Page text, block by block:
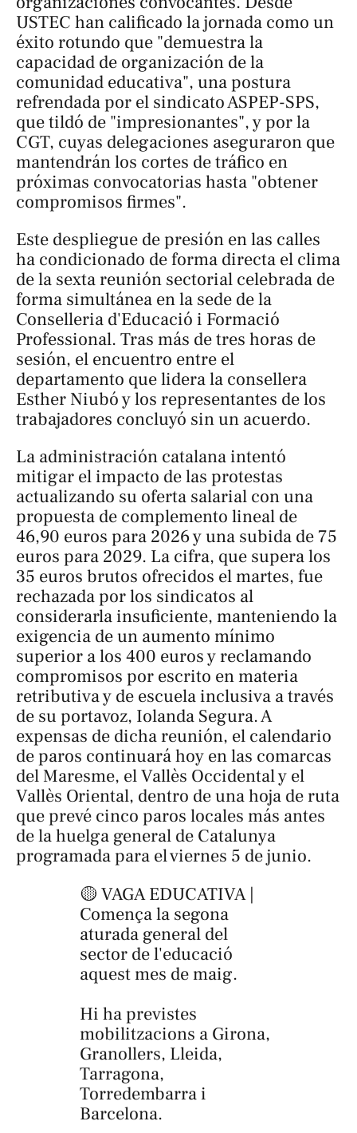
USTEC han calificado la jornada como un
éxito rotundo que "demuestra la
capacidad de organización de la
comunidad educativa", una postura
refrendada por el sindicato ASPEP-SPS,
que tildó de "impresionantes", y por la
CGT, cuyas delegaciones aseguraron que
mantendrán los cortes de tráfico en
próximas convocatorias hasta "obtener
compromisos firmes".
Este despliegue de presión en las calles
ha condicionado de forma directa el clima
de la sexta reunión sectorial celebrada de
forma simultánea en la sede de la
Conselleria d'Educació i Formació
Professional. Tras más de tres horas de
sesión, el encuentro entre el
departamento que lidera la consellera
Esther Niubó y los representantes de los
trabajadores concluyó sin un acuerdo.
La administración catalana intentó
mitigar el impacto de las protestas
actualizando su oferta salarial con una
propuesta de complemento lineal de
46,90 euros para 2026 y una subida de 75
euros para 2029. La cifra, que supera los
35 euros brutos ofrecidos el martes, fue
rechazada por los sindicatos al
considerarla insuficiente, manteniendo la
exigencia de un aumento mínimo
superior a los 400 euros y reclamando
compromisos por escrito en materia
retributiva y de escuela inclusiva a través
de su portavoz, Iolanda Segura. A
expensas de dicha reunión, el calendario
de paros continuará hoy en las comarcas
del Maresme, el Vallès Occidental y el
Vallès Oriental, dentro de una hoja de ruta
que prevé cinco paros locales más antes
de la huelga general de Catalunya
programada para el viernes 5 de junio.
🟡 VAGA EDUCATIVA |
Comença la segona
aturada general del
sector de l'educació
aquest mes de maig.
Hi ha previstes
mobilitzacions a Girona,
Granollers, Lleida,
Tarragona,
Torredembarra i
Barcelona.